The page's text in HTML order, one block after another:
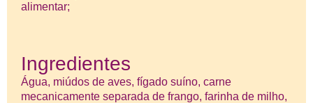
alimentar;
Ingredientes
Água, miúdos de aves, fígado suíno, carne
mecanicamente separada de frango, farinha de milho,